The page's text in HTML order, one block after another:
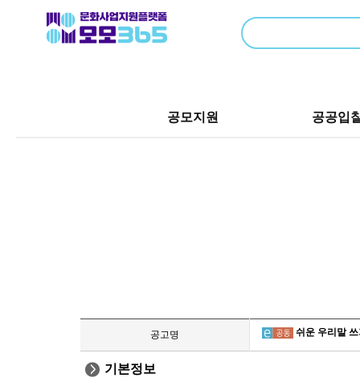
공모지원 공공입
공고명 쉬운 우리말
기본정보